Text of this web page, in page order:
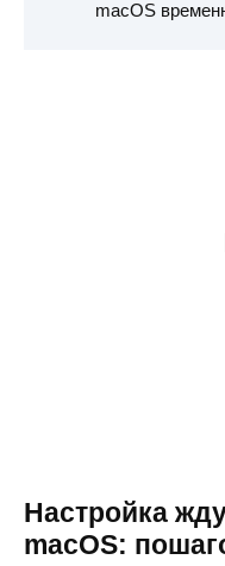
macOS
Настройка
macOS: